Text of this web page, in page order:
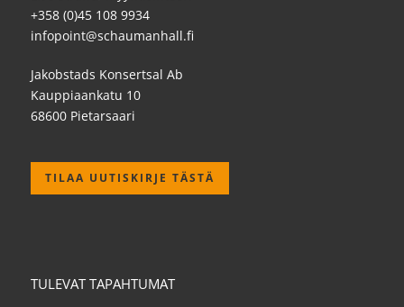
+358 (0)45 108 9934
infopoint@schaumanhall.fi
Jakobstads Konsertsal Ab
Kauppiaankatu 10
68600 Pietarsaari
TILAA UUTISKIRJE TÄSTÄ
TULEVAT TAPAHTUMAT